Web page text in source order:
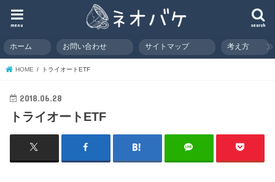
search
menu
ホーム お問い合わせ サイトマップ 考え方
HOME トライオートETF
2018.06.28
トライオートETF